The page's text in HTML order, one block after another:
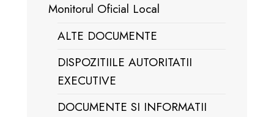
Monitorul Oficial Local
ALTE DOCUMENTE
DISPOZITIILE AUTORITATII
EXECUTIVE
DOCUMENTE SI INFORMATII